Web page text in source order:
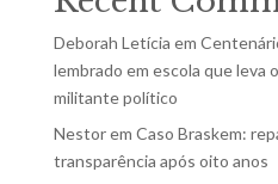
Deborah Letícia em
lembrado em escola que leva
militante político
Nestorem Caso Braskem:
transparência após oito anos